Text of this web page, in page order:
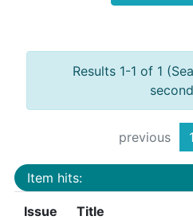
Results 1-1 of 1
previous 1
Item hits:
Issue
Title